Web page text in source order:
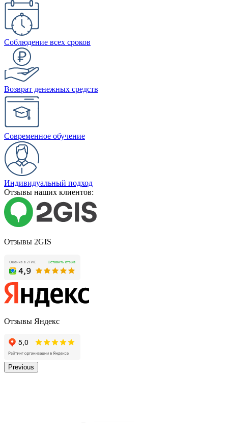
Соблюдение всех сроков
Возврат денежных средств
Современное обучение
Индивидуальный подход
Отзывы наших клиентов:
Отзывы 2GIS
Отзывы Яндекс
Previous